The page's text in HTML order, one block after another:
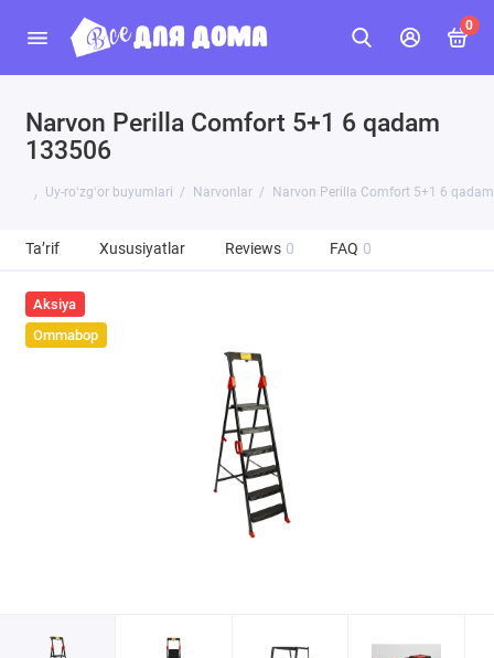
0
Narvon Perilla Comfort 5+1 6 qadam
133506
Uy-roʻzgʻor buyumlari Narvonlar Narvon Perilla Comfort 5+1 6
Ta’rif Xususiyatlar Reviews 0 FAQ 0
Aksiya
Ommabop